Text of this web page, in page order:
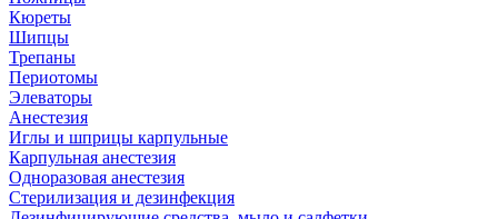
Кюреты
Шипцы
Трепаны
Периотомы
Элеваторы
Анестезия
Иглы и шприцы карпульные
Карпульная анестезия
Одноразовая анестезия
Стерилизация и дезинфекция